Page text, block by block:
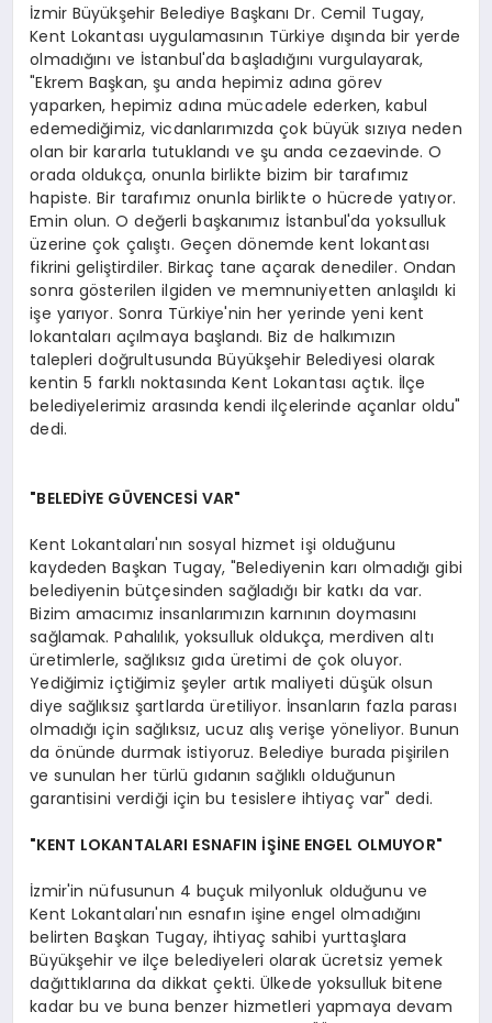
İzmir Büyükşehir Belediye Başkanı Dr. Cemil Tugay,
Kent Lokantası uygulamasının Türkiye dışında bir yerde
olmadığını ve İstanbul'da başladığını vurgulayarak,
"Ekrem Başkan, şu anda hepimiz adına görev
yaparken, hepimiz adına mücadele ederken, kabul
edemediğimiz, vicdanlarımızda çok büyük sızıya neden
olan bir kararla tutuklandı ve şu anda cezaevinde. O
orada oldukça, onunla birlikte bizim bir tarafımız
hapiste. Bir tarafımız onunla birlikte o hücrede yatıyor.
Emin olun. O değerli başkanımız İstanbul'da yoksulluk
üzerine çok çalıştı. Geçen dönemde kent lokantası
fikrini geliştirdiler. Birkaç tane açarak denediler. Ondan
sonra gösterilen ilgiden ve memnuniyetten anlaşıldı ki
işe yarıyor. Sonra Türkiye'nin her yerinde yeni kent
lokantaları açılmaya başlandı. Biz de halkımızın
talepleri doğrultusunda Büyükşehir Belediyesi olarak
kentin 5 farklı noktasında Kent Lokantası açtık. İlçe
belediyelerimiz arasında kendi ilçelerinde açanlar oldu"
dedi.
"BELEDİYE GÜVENCESİ VAR"
Kent Lokantaları'nın sosyal hizmet işi olduğunu
kaydeden Başkan Tugay, "Belediyenin karı olmadığı gibi
belediyenin bütçesinden sağladığı bir katkı da var.
Bizim amacımız insanlarımızın karnının doymasını
sağlamak. Pahalılık, yoksulluk oldukça, merdiven altı
üretimlerle, sağlıksız gıda üretimi de çok oluyor.
Yediğimiz içtiğimiz şeyler artık maliyeti düşük olsun
diye sağlıksız şartlarda üretiliyor. İnsanların fazla parası
olmadığı için sağlıksız, ucuz alış verişe yöneliyor. Bunun
da önünde durmak istiyoruz. Belediye burada pişirilen
ve sunulan her türlü gıdanın sağlıklı olduğunun
garantisini verdiği için bu tesislere ihtiyaç var" dedi.
"KENT LOKANTALARI ESNAFIN İŞİNE ENGEL OLMUYOR"
İzmir'in nüfusunun 4 buçuk milyonluk olduğunu ve
Kent Lokantaları'nın esnafın işine engel olmadığını
belirten Başkan Tugay, ihtiyaç sahibi yurttaşlara
Büyükşehir ve ilçe belediyeleri olarak ücretsiz yemek
dağıttıklarına da dikkat çekti. Ülkede yoksulluk bitene
kadar bu ve buna benzer hizmetleri yapmaya devam